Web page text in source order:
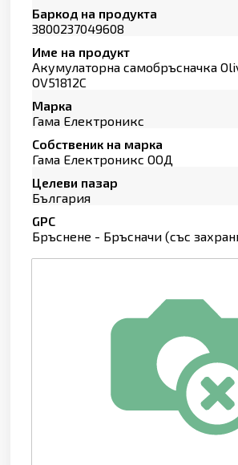
Баркод на продукта
3800237049608
Име на продукт
Акумулаторна самобръсначка
OV51812C
Марка
Гама Електроникс
Собственик на марка
Гама Електроникс ООД
Целеви пазар
България
GPC
Бръснене - Бръсначи (със